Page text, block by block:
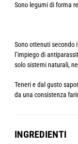
Sono legumi di forma
Sono ottenuti secondo
l’impiego di
solo sistemi naturali,
Teneri e dal gusto
da una consistenza
INGREDIENTI